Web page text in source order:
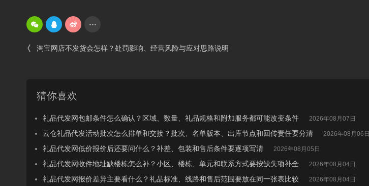
淘宝网店不发货会怎样？处罚影响、经营风险与应对思路说明
猜你喜欢
礼品代发网包邮条件怎么确认？区域、数量、礼品规格和附加服务都可能改变条件 2026年08月07日
云仓礼品代发活动批次怎么排单和交接？批次、名单版本、出库节点和回传责任要分清 2026年08月06日
礼品代发网低价报价后还要问什么？补差、包装和售后条件要逐项写清 2026年08月05日
礼品代发网收件地址缺楼栋怎么补？小区、楼栋、单元和联系方式要按缺失项补全 2026年08月04日
礼品代发网报价差异主要看什么？礼品标准、线路和售后范围要放在同一张表比较 2026年08月04日